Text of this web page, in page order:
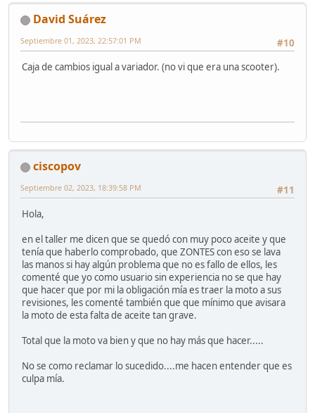
David Suárez
#10
Septiembre 01, 2023, 22:57:01 PM
Caja de cambios igual a variador. (no vi que era una scooter).
ciscopov
#11
Septiembre 02, 2023, 18:39:58 PM
Hola,
en el taller me dicen que se quedó con muy poco aceite y que
tenía que haberlo comprobado, que ZONTES con eso se lava
las manos si hay algún problema que no es fallo de ellos, les
comenté que yo como usuario sin experiencia no se que hay
que hacer que por mi la obligación mía es traer la moto a sus
revisiones, les comenté también que que mínimo que avisara
la moto de esta falta de aceite tan grave.
Total que la moto va bien y que no hay más que hacer.....
No se como reclamar lo sucedido....me hacen entender que es
culpa mía.